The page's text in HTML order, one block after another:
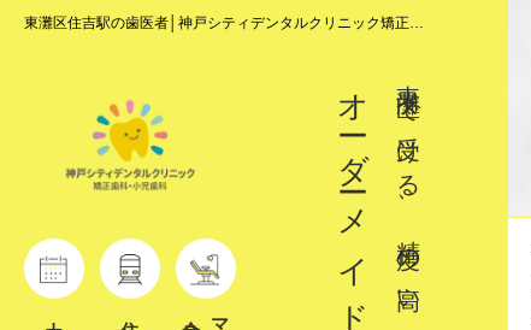
東灘区住吉駅の歯医者│神戸シティデンタルクリニック矯正歯
東灘区で受ける、精度の高い
オ
ダ
ー